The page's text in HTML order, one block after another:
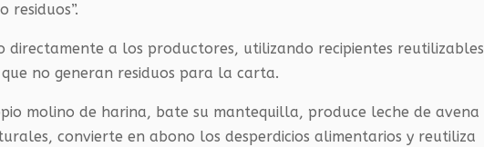
residuos”.
directamente a los productores, utilizando recipientes reutilizables
no generan residuos para la carta.
molino de harina, bate su mantequilla, produce leche de avena
convierte en abono los desperdicios alimentarios y reutiliza